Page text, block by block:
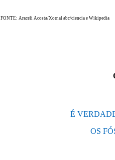
FONTE: Araceli Acosta/Xornal abc/ciencia e Wikipedia
É
OS